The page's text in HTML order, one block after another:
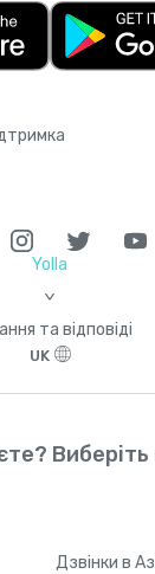
Yolla
>
та відповіді
UK
Виберіть
Дзвінки в